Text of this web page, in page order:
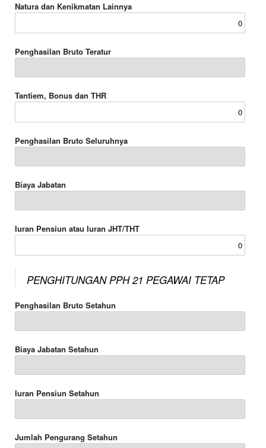
Natura dan Kenikmatan Lainnya
Penghasilan Bruto Teratur
Tantiem, Bonus dan THR
Penghasilan Bruto Seluruhnya
Biaya Jabatan
Iuran Pensiun atau Iuran JHT/THT
PENGHITUNGAN PPH 21 PEGAWAI TETAP
Penghasilan Bruto Setahun
Biaya Jabatan Setahun
Iuran Pensiun Setahun
Jumlah Pengurang Setahun